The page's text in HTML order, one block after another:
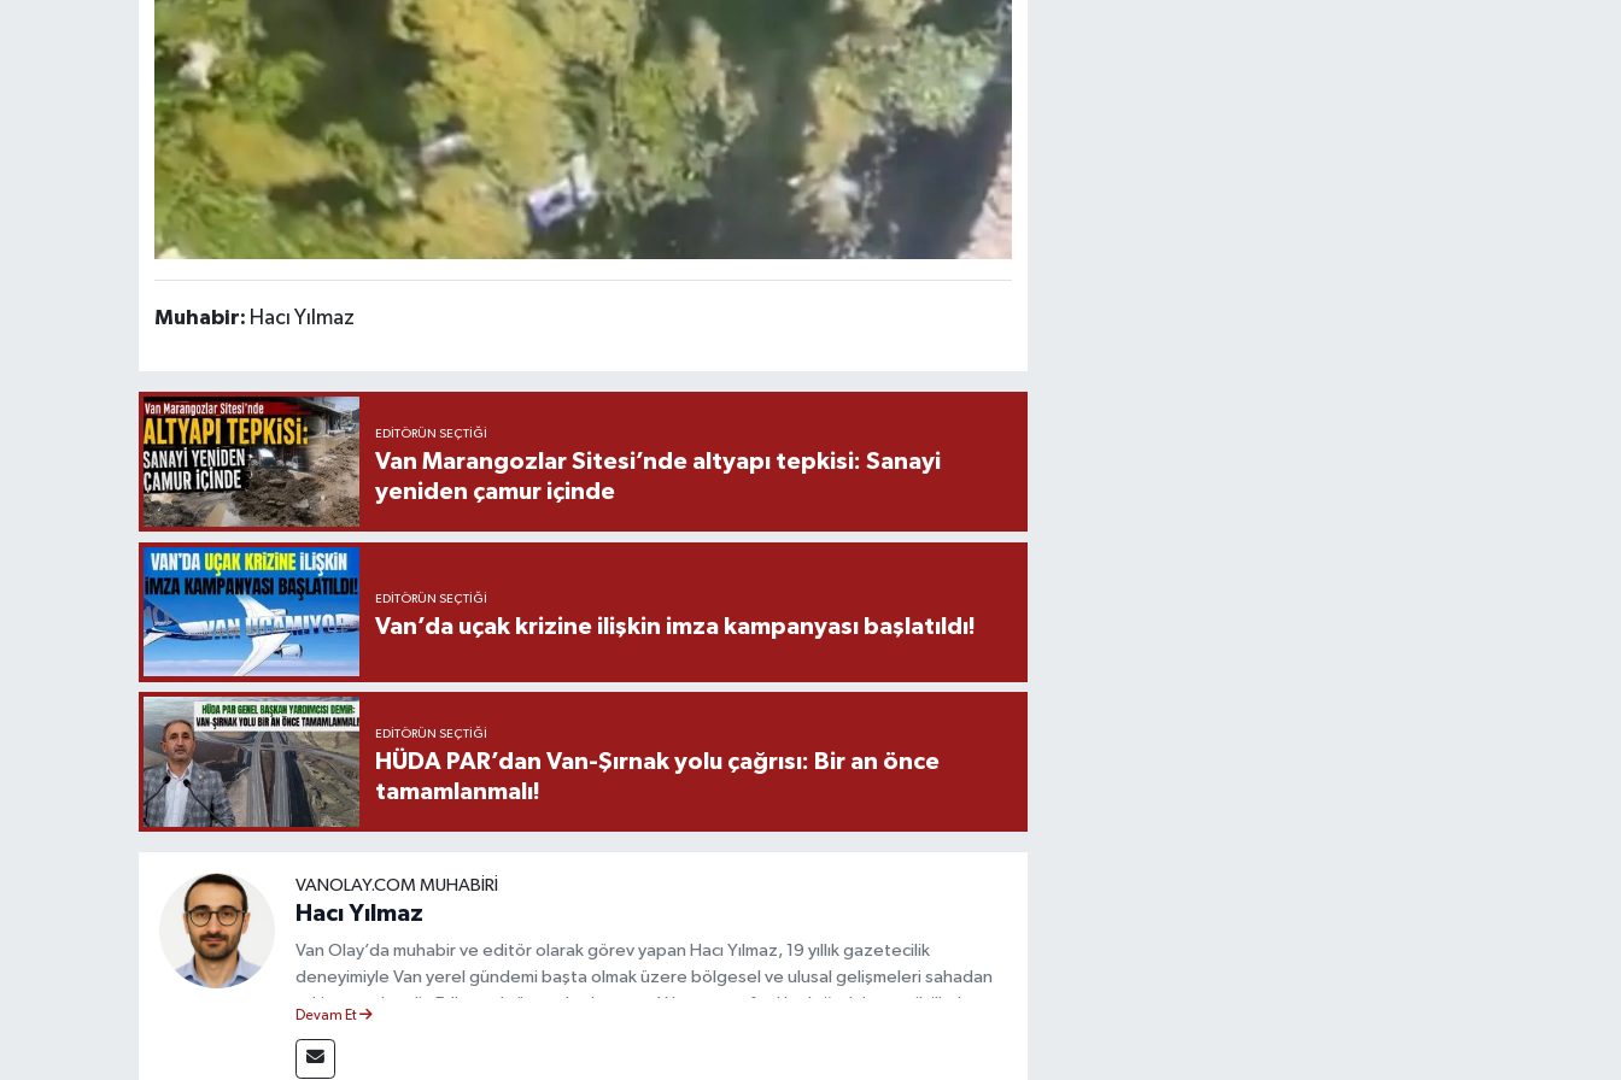
Muhabir: Hacı Yılmaz
EDITÖRÜN SEÇTIĞI
Van Marangozlar Sitesi’nde altyapı tepkisi: Sanayi
yeniden çamur içinde
EDITÖRÜN SEÇTIĞI
Van’da uçak krizine ilişkin imza kampanyası başlatıldı!
EDITÖRÜN SEÇTIĞI
HÜDA PAR’dan Van-Şırnak yolu çağrısı: Bir an önce
tamamlanmalı!
VANOLAY.COM MUHABIRI
Hacı Yılmaz
Van Olay’da muhabir ve editör olarak görev yapan Hacı Yılmaz, 19 yıllık gazetecilik
deneyimiyle Van yerel gündemi başta olmak üzere bölgesel ve ulusal gelişmeleri sahadan
takip etmektedir. Editoryal sürece katkı sunan Yılmaz, tarafsızlık, doğruluk ve etik ilkeler
bilgilendirmektedir.
Devam Et